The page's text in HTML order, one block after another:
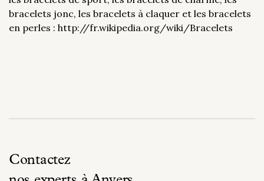
bracelets jonc, les bracelets à claquer et les bracelets
en perles : http://fr.wikipedia.org/wiki/Bracelets
Contactez